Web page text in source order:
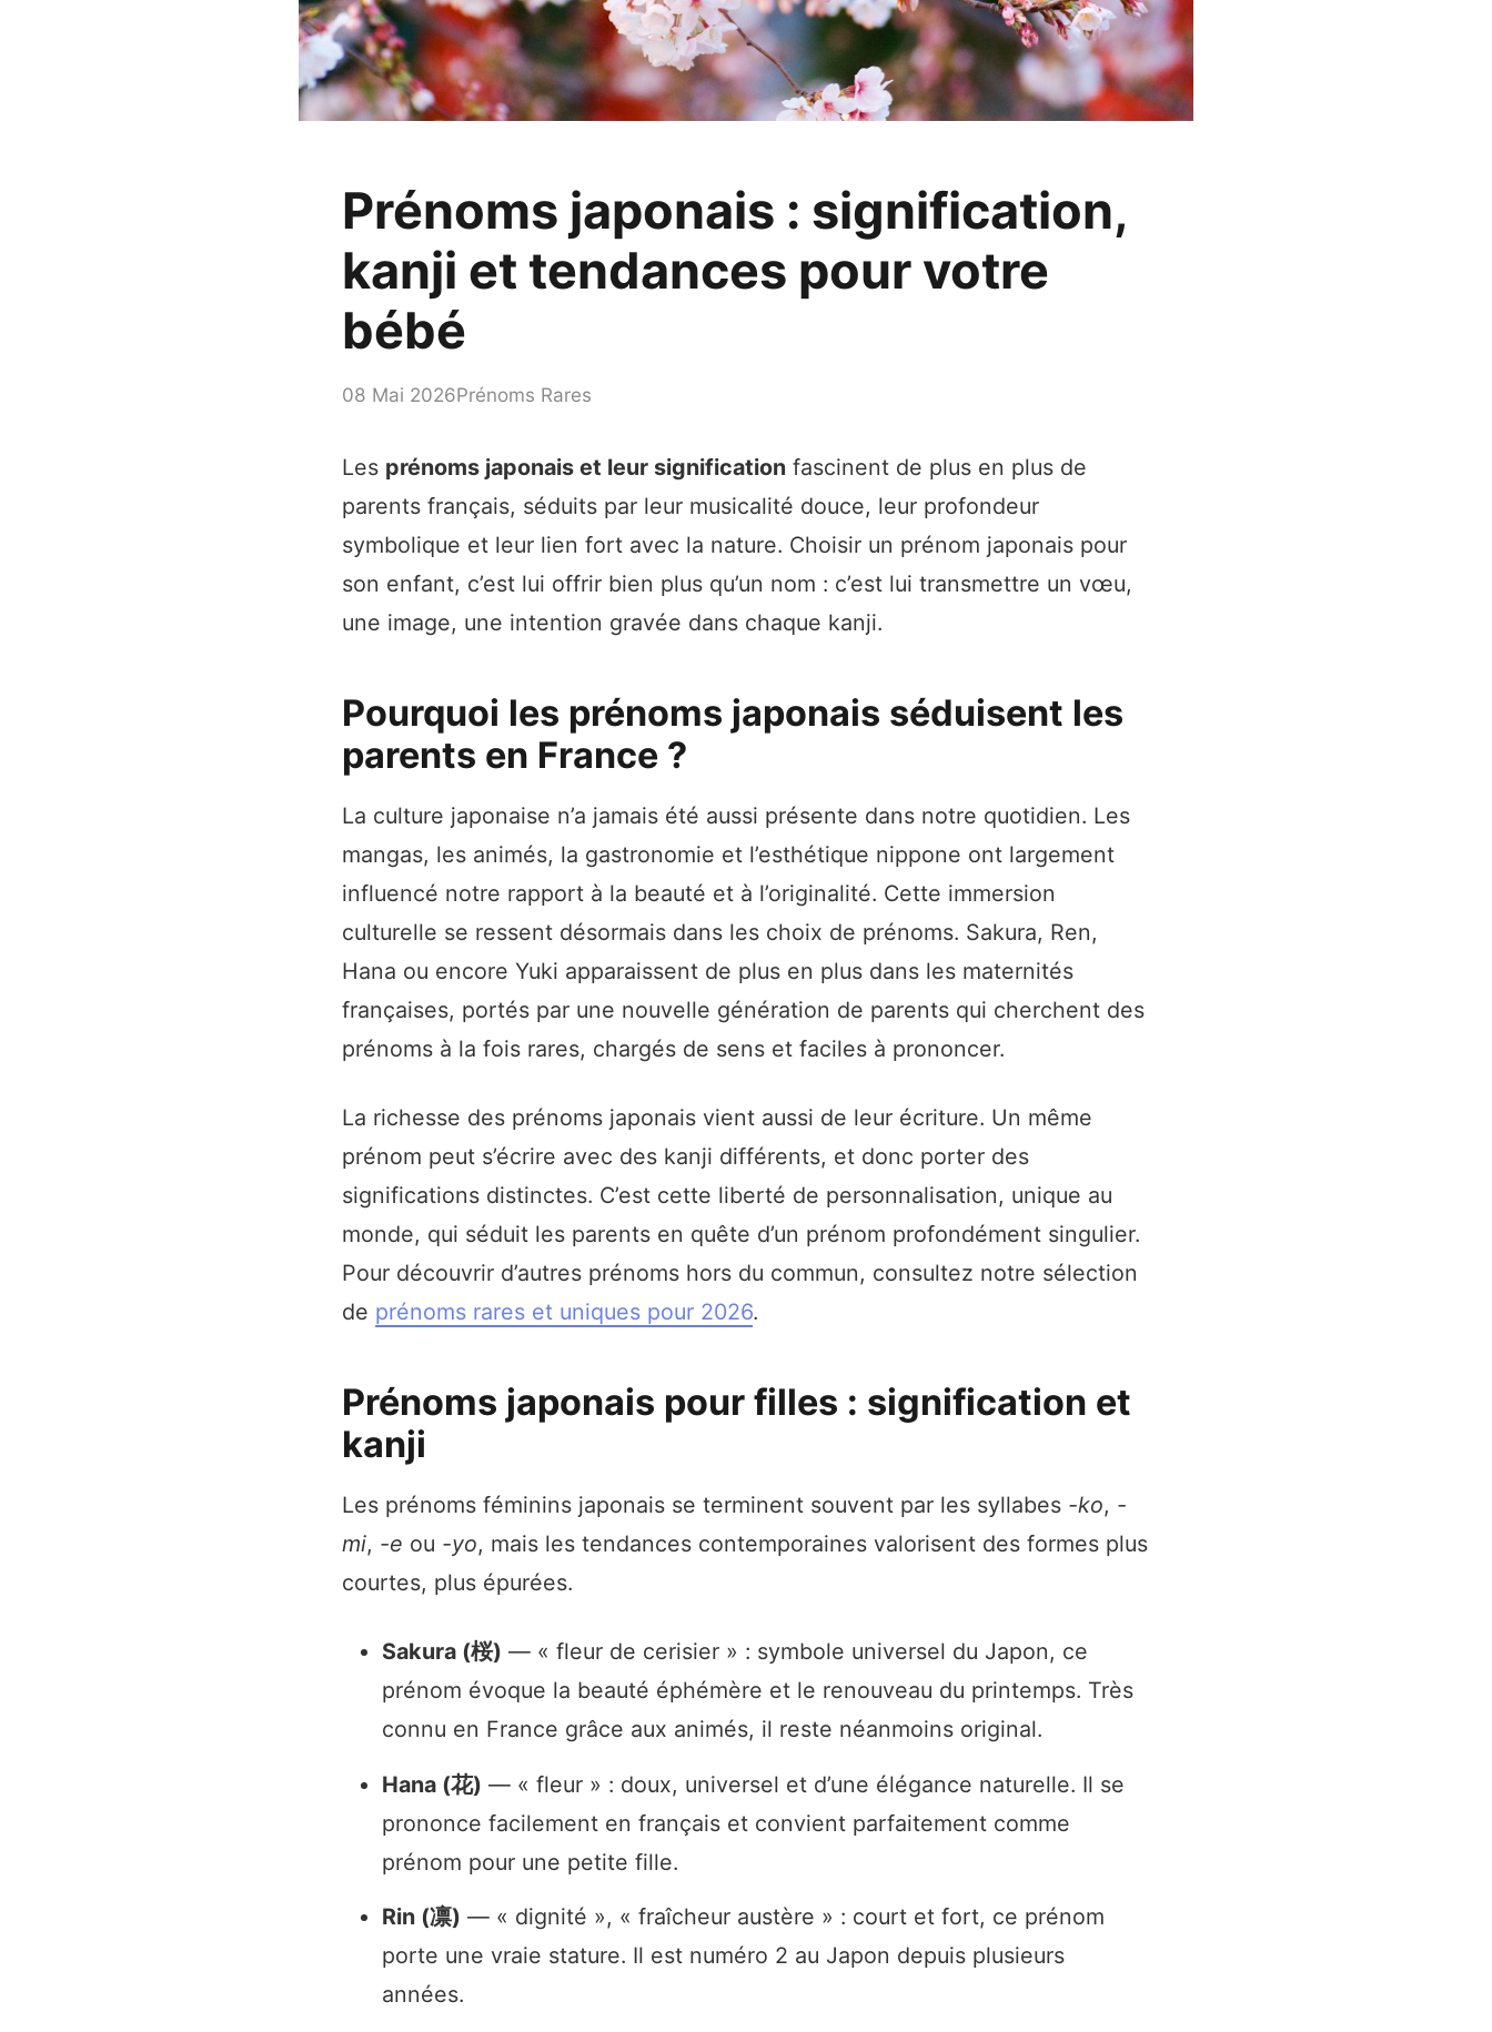
Prénoms japonais : signification,
kanji et tendances pour votre
bébé
08 Mai 2026Prénoms Rares
Les prénoms japonais et leur signification fascinent de plus en plus de
parents français, séduits par leur musicalité douce, leur profondeur
symbolique et leur lien fort avec la nature. Choisir un prénom japonais pour
son enfant, c’est lui offrir bien plus qu’un nom : c’est lui transmettre un vœu,
une image, une intention gravée dans chaque kanji.
Pourquoi les prénoms japonais séduisent les
parents en France ?
La culture japonaise n’a jamais été aussi présente dans notre quotidien. Les
mangas, les animés, la gastronomie et l’esthétique nippone ont largement
influencé notre rapport à la beauté et à l’originalité. Cette immersion
culturelle se ressent désormais dans les choix de prénoms. Sakura, Ren,
Hana ou encore Yuki apparaissent de plus en plus dans les maternités
françaises, portés par une nouvelle génération de parents qui cherchent des
prénoms à la fois rares, chargés de sens et faciles à prononcer.
La richesse des prénoms japonais vient aussi de leur écriture. Un même
prénom peut s’écrire avec des kanji différents, et donc porter des
significations distinctes. C’est cette liberté de personnalisation, unique au
monde, qui séduit les parents en quête d’un prénom profondément singulier.
Pour découvrir d’autres prénoms hors du commun, consultez notre sélection
de prénoms rares et uniques pour 2026.
Prénoms japonais pour filles : signification et
kanji
Les prénoms féminins japonais se terminent souvent par les syllabes -ko, -
mi, -e ou -yo, mais les tendances contemporaines valorisent des formes plus
courtes, plus épurées.
Sakura (桜) — « fleur de cerisier » : symbole universel du Japon, ce
prénom évoque la beauté éphémère et le renouveau du printemps. Très
connu en France grâce aux animés, il reste néanmoins original.
Hana (花) — « fleur » : doux, universel et d’une élégance naturelle. Il se
prononce facilement en français et convient parfaitement comme
prénom pour une petite fille.
Rin (凛) — « dignité », « fraîcheur austère » : court et fort, ce prénom
porte une vraie stature. Il est numéro 2 au Japon depuis plusieurs
années.